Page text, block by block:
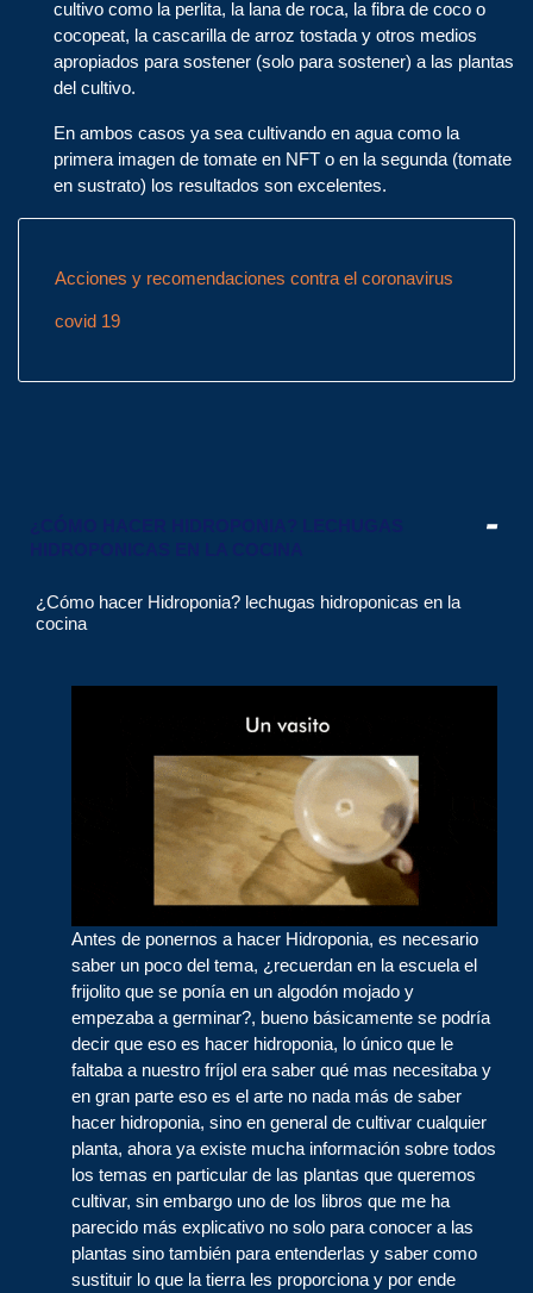
cultivo como la perlita, la lana de roca, la fibra de coco o
cocopeat, la cascarilla de arroz tostada y otros medios
apropiados para sostener (solo para sostener) a las plantas
del cultivo.
En ambos casos ya sea cultivando en agua como la
primera imagen de tomate en NFT o en la segunda (tomate
en sustrato) los resultados son excelentes.
Acciones y recomendaciones contra el coronavirus
covid 19
¿Cómo hacer Hidroponia? lechugas hidroponicas en la
cocina
Antes de ponernos a hacer Hidroponia, es necesario
saber un poco del tema, ¿recuerdan en la escuela el
frijolito que se ponía en un algodón mojado y
empezaba a germinar?, bueno básicamente se podría
decir que eso es hacer hidroponia, lo único que le
faltaba a nuestro fríjol era saber qué mas necesitaba y
en gran parte eso es el arte no nada más de saber
hacer hidroponia, sino en general de cultivar cualquier
planta, ahora ya existe mucha información sobre todos
los temas en particular de las plantas que queremos
cultivar, sin embargo uno de los libros que me ha
parecido más explicativo no solo para conocer a las
plantas sino también para entenderlas y saber como
sustituir lo que la tierra les proporciona y por ende